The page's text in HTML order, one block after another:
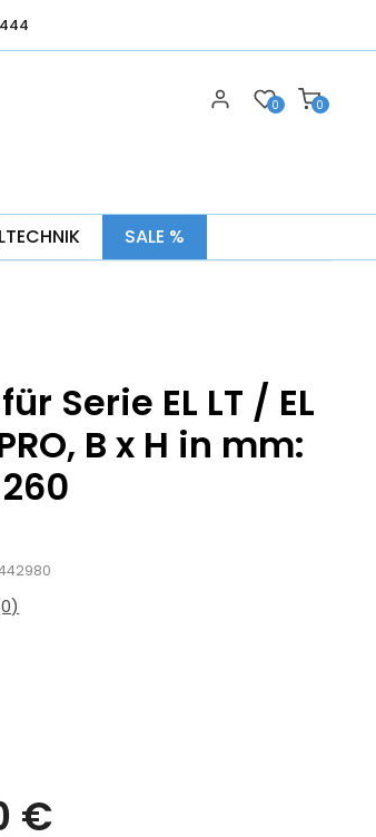
0
0
SALE %
Serie EL LT / EL
B x H in mm:
€